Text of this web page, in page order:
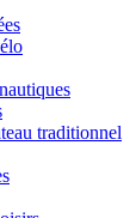
traditionnel